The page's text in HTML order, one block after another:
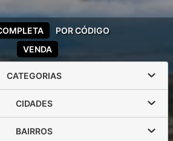
VENDA
POR CÓDIGO
CATEGORIAS
CIDADES
BAIRROS